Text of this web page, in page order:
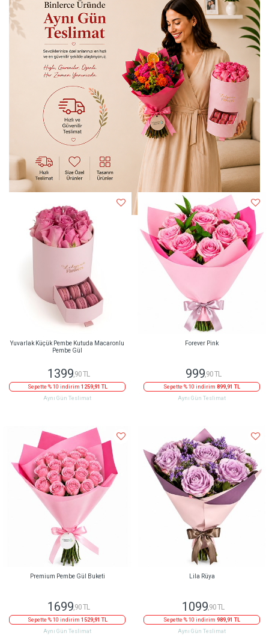
Yuvarlak Küçük Pembe Kutuda Macaronlu
Pembe Gül
1399 ,90 TL
Sepette % 10 indirim 1259,91 TL
Aynı Gün Teslimat
Forever Pink
999,90 TL
Sepette % 10 indirim 899,91 TL
Aynı Gün Teslimat
Premium Pembe Gül Buketi
1699,90 TL
Sepette % 10 indirim 1529,91 TL
Aynı Gün Teslimat
Lila Rüya
1099,90 TL
Sepette % 10 indirim 989,91 TL
Aynı Gün Teslimat